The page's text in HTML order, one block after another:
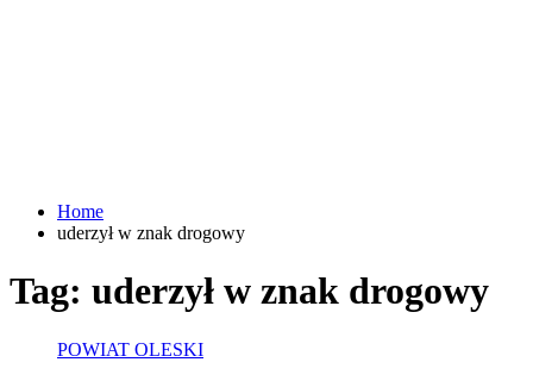
Home
uderzył w znak drogowy
Tag: uderzył w znak drogowy
POWIAT OLESKI